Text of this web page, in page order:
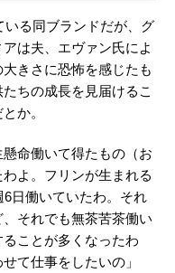
る同ブランドだが、グ
は夫、エヴァン氏によ
きさに恐怖を感じたも
ちの成長を見届けるこ
か。
懸命働いて得たもの（お
よ。フリンが生まれる
日働いていたわ。それ
それでも無茶苦茶働い
ことが多くなったわ
て仕事をしたいの」